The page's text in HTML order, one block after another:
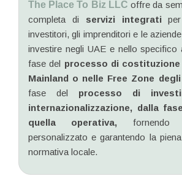
The Place To Biz LLC offre da
completa di servizi integratiper
investitori, gli imprenditori e le
investire negli UAE e nello specifico
fase del processo di
Mainland o nelle Free Zone degli
fase del processo di
internazionalizzazione, dalla
quella operativa, fornendo
personalizzato e garantendo la
normativa locale.